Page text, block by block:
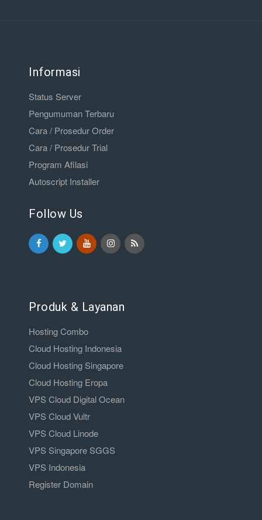
Informasi
Status Server
Pengumuman Terbaru
Cara / Prosedur Order
Cara / Prosedur Trial
Program Afilasi
Autoscript Installer
Follow Us
Produk & Layanan
Hosting Combo
Cloud Hosting Indonesia
Cloud Hosting Singapore
Cloud Hosting Eropa
VPS Cloud Digital Ocean
VPS Cloud Vultr
VPS Cloud Linode
VPS Singapore SGGS
VPS Indonesia
Register Domain